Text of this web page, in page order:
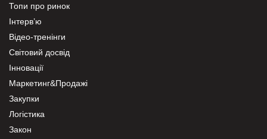
Топи про ринок
Інтерв’ю
Відео-тренінги
Світовий досвід
Інновації
Маркетинг&Продажі
Закупки
Логістика
Закон